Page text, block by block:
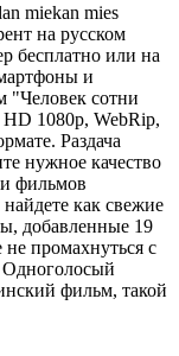
miekan mies
на русском
бесплатно или на
и
"Человек сотни
1080p, WebRip,
Раздача
нужное качество
фильмов
как свежие
добавленные 19
промахнуться с
Одноголосый
фильм, такой